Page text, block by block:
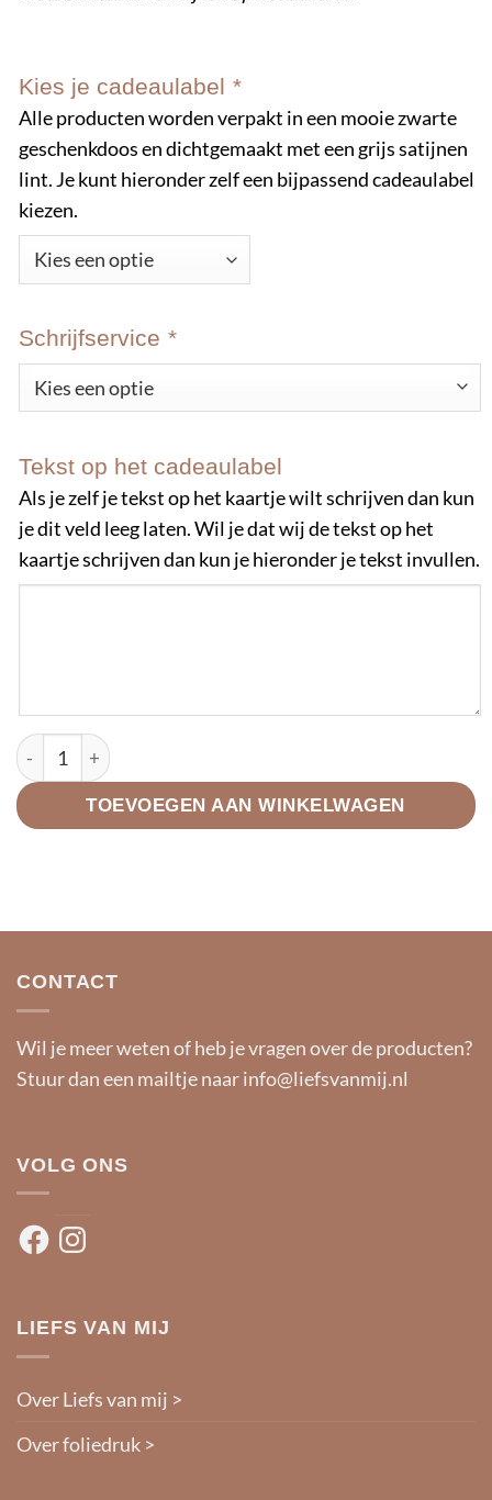
Kies je cadeaulabel *
Alle producten worden verpakt in een mooie zwarte
geschenkdoos en dichtgemaakt met een grijs satijnen
lint. Je kunt hieronder zelf een bijpassend cadeaulabel
kiezen.
Schrijfservice *
Tekst op het cadeaulabel
Als je zelf je tekst op het kaartje wilt schrijven dan kun
je dit veld leeg laten. Wil je dat wij de tekst op het
kaartje schrijven dan kun je hieronder je tekst invullen.
Cadeaubox - Mijn favouriete - geel aantal
TOEVOEGEN AAN WINKELWAGEN
CONTACT
Wil je meer weten of heb je vragen over de producten?
Stuur dan een mailtje naarinfo@liefsvanmij.nl
VOLG ONS
FacebookInstagram
LIEFS VAN MIJ
Over Liefs van mij >
Over foliedruk >